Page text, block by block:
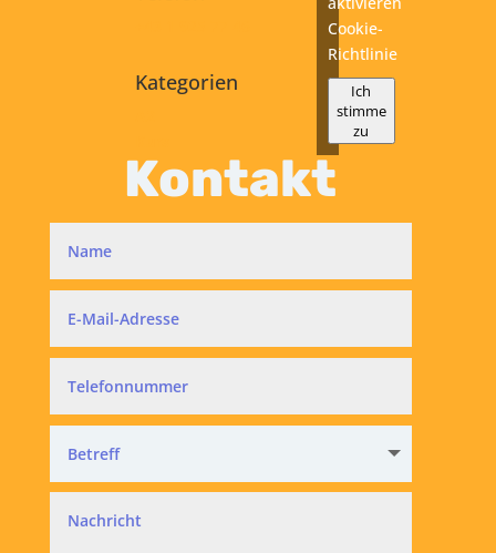
Kategorien
Cookie-
Richtlinie
Ich
stimme
zu
Kontakt